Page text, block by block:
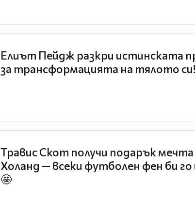
Елиът Пейдж разкри истинската
за трансформацията на тялото
Травис Скот получи подарък
Холанд — всеки футболен фен би го
🤩